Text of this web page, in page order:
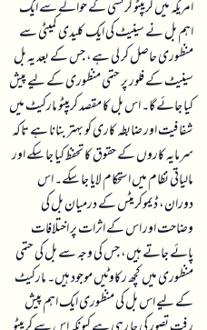
امریکہ میں کریپٹو کرنسی کے حوالے سے ایک
اہم بل نے سینیٹ کی ایک کلیدی کمیٹی سے
منظوری حاصل کر لی ہے، جس کے بعد یہ بل
سینیٹ کے فلور پر حتمی منظوری کے لیے پیش
کیا جائے گا۔ اس بل کا مقصد کریپٹو مارکیٹ میں
شفافیت اور ضابطہ کاری کو بہتر بنانا ہے تاکہ
سرمایہ کاروں کے حقوق کا تحفظ کیا جا سکے اور
مالیاتی نظام میں استحکام لایا جا سکے۔ اس
دوران، ڈیموکریٹس کے درمیان بل کی
وضاحت اور اس کے اثرات پر اختلافات
پائے جاتے ہیں، جس کی وجہ سے بل کی حتمی
منظوری میں کچھ رکاوٹیں موجود ہیں۔ مارکیٹ
کے لیے اس بل کی منظوری ایک اہم پیش